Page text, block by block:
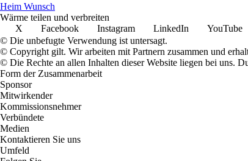
Heim Wunsch
Wärme teilen und verbreiten
X
Facebook Instagram LinkedIn YouTube
© Die unbefugte Verwendung ist untersagt.
© Copyright gilt. Wir arbeiten mit Partnern zusammen und
© Die Rechte an allen Inhalten dieser Website liegen bei uns.
Form der Zusammenarbeit
Sponsor
Mitwirkender
Kommissionsnehmer
Verbündete
Medien
Kontaktieren Sie uns
Umfeld